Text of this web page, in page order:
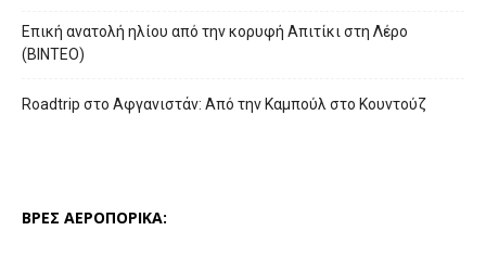
Επική ανατολή ηλίου από την κορυφή Απιτίκι στη Λέρο
(ΒΙΝΤΕΟ)
Roadtrip στο Αφγανιστάν: Από την Καμπούλ στο Κουντούζ
ΒΡΕΣ ΑΕΡΟΠΟΡΙΚΑ: